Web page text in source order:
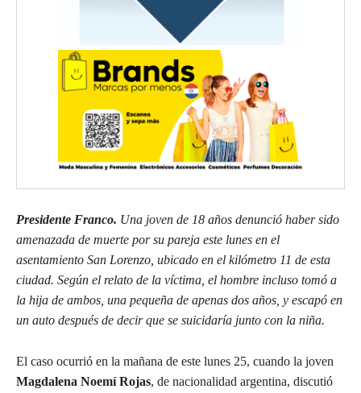
Presidente Franco. Una joven de 18 años denunció haber sido
amenazada de muerte por su pareja este lunes en el
asentamiento San Lorenzo, ubicado en el kilómetro 11 de esta
ciudad. Según el relato de la víctima, el hombre incluso tomó a
la hija de ambos, una pequeña de apenas dos años, y escapó en
un auto después de decir que se suicidaría junto con la niña.
El caso ocurrió en la mañana de este lunes 25, cuando la joven
Magdalena Noemí Rojas, de nacionalidad argentina, discutió